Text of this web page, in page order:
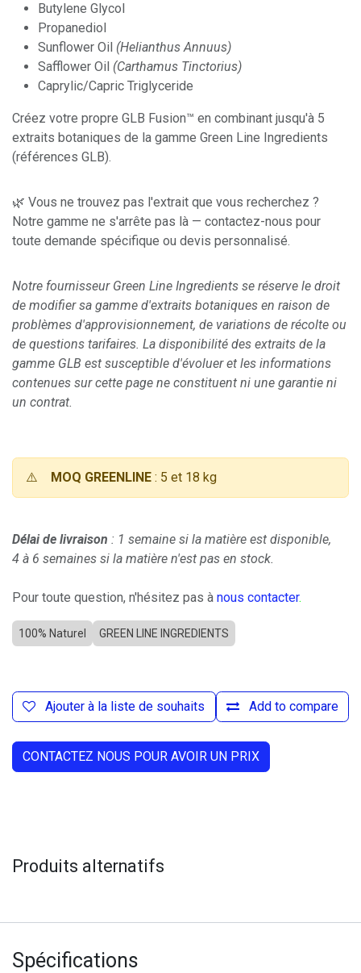
Butylene Glycol
Propanediol
Sunflower Oil (Helianthus Annuus)
Safflower Oil (Carthamus Tinctorius)
Caprylic/Capric Triglyceride
Créez votre propre GLB Fusion™ en combinant jusqu'à 5
extraits botaniques de la gamme Green Line Ingredients
(références GLB).
🌿 Vous ne trouvez pas l'extrait que vous recherchez ?
Notre gamme ne s'arrête pas là — contactez-nous pour
toute demande spécifique ou devis personnalisé.
Notre fournisseur Green Line Ingredients se réserve le droit
de modifier sa gamme d'extraits botaniques en raison de
problèmes d'approvisionnement, de variations de récolte ou
de questions tarifaires. La disponibilité des extraits de la
gamme GLB est susceptible d'évoluer et les informations
contenues sur cette page ne constituent ni une garantie ni
un contrat.
⚠️ MOQ GREENLINE : 5 et 18 kg
Délai de livraison : 1 semaine si la matière est disponible,
4 à 6 semaines si la matière n'est pas en stock.
Pour toute question, n'hésitez pas à nous contacter.
100% Naturel GREEN LINE INGREDIENTS
Add to compare
Ajouter à la liste de souhaits
CONTACTEZ NOUS POUR AVOIR UN PRIX
Produits alternatifs
Spécifications